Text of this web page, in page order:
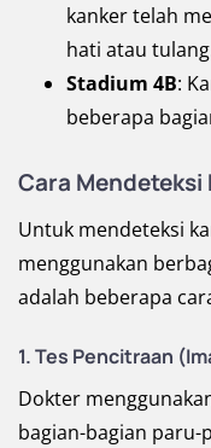
kanker telah
hati atau
Stadium 4B:
beberapa
Cara Mendeteksi
Untuk mendeteksi
menggunakan
adalah beberapa
1. Tes Pencitraan
Dokter
bagian-bagian paru-